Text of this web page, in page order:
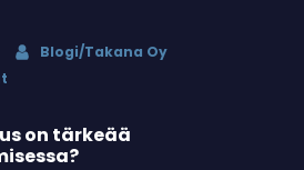
Blogi/Takana Oy
on tärkeää